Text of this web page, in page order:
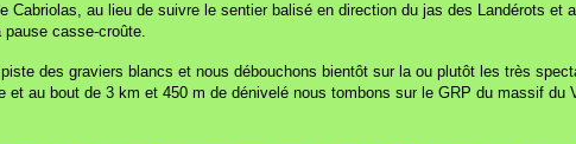
Cabriolas, au lieu de suivre le sentier balisé en direction du jas des Landérots
pause casse-croûte.
des graviers blancs et nous débouchons bientôt sur la ou plutôt les très
et au bout de 3 km et 450 m de dénivelé nous tombons sur le GRP du massif